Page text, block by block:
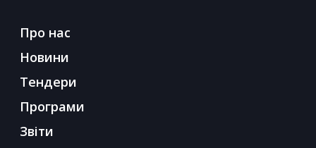
Про нас
Новини
Тендери
Програми
Звіти